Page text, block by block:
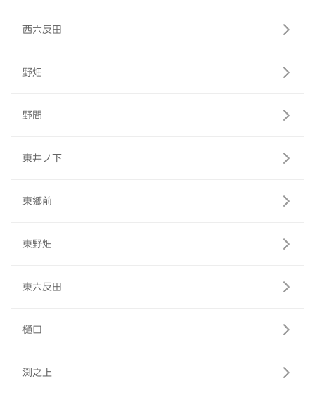
西六反田
野畑
野間
東井ノ下
東郷前
東野畑
東六反田
樋口
渕之上